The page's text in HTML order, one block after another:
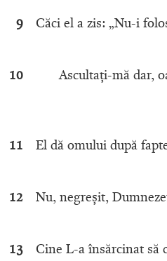
9 Căci el a zis: „Nu-i
10
Ascultaţi-mă dar,
11 El dă omului după
12 Nu, negreşit,
13 Cine L-a însărcinat să